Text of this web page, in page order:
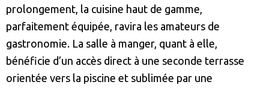
prolongement, la cuisine haut de gamme,
parfaitement équipée, ravira les amateurs de
gastronomie. La salle à manger, quant à elle,
bénéficie d’un accès direct à une seconde terrasse
orientée vers la piscine et sublimée par une